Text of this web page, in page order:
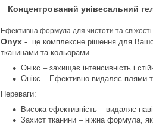
Концентрований унівесальний
Ефективна формула для чистоти та
Onyx -
це комплексне рішення для
тканинами та кольорами.
Онікс – захищає інтенсивність і
Онікс – Ефективно видаляє плями
Переваги:
Висока ефективність – видаляє
Захист тканини – ніжна формула,